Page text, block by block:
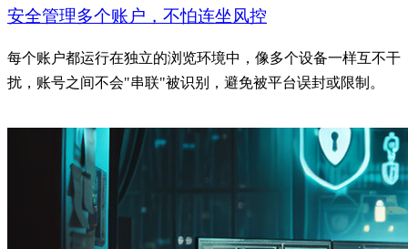
安全管理多个账户，不怕连坐风控
每个账户都运行在独立的浏览环境中，像多个设备一样互不干
扰，账号之间不会"串联"被识别，避免被平台误封或限制。